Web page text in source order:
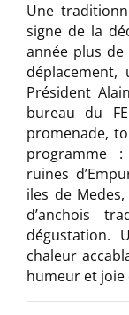
Une
signe de la
année plus
Président
bureau du
promenade,
programme
ruines
iles de
d’anchois
dégustation.
chaleur
humeur et joie